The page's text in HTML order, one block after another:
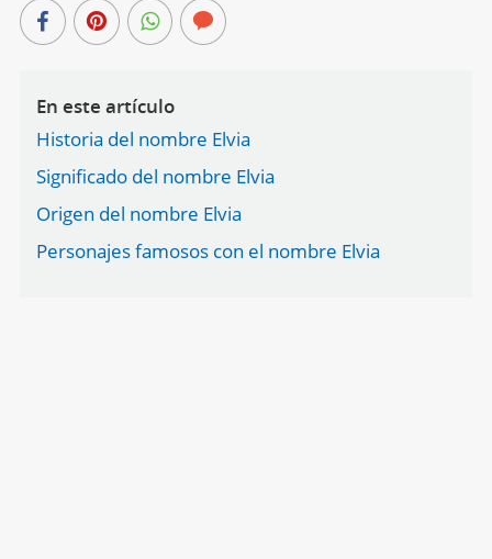
En este artículo
Historia del nombre Elvia
Significado del nombre Elvia
Origen del nombre Elvia
Personajes famosos con el nombre Elvia